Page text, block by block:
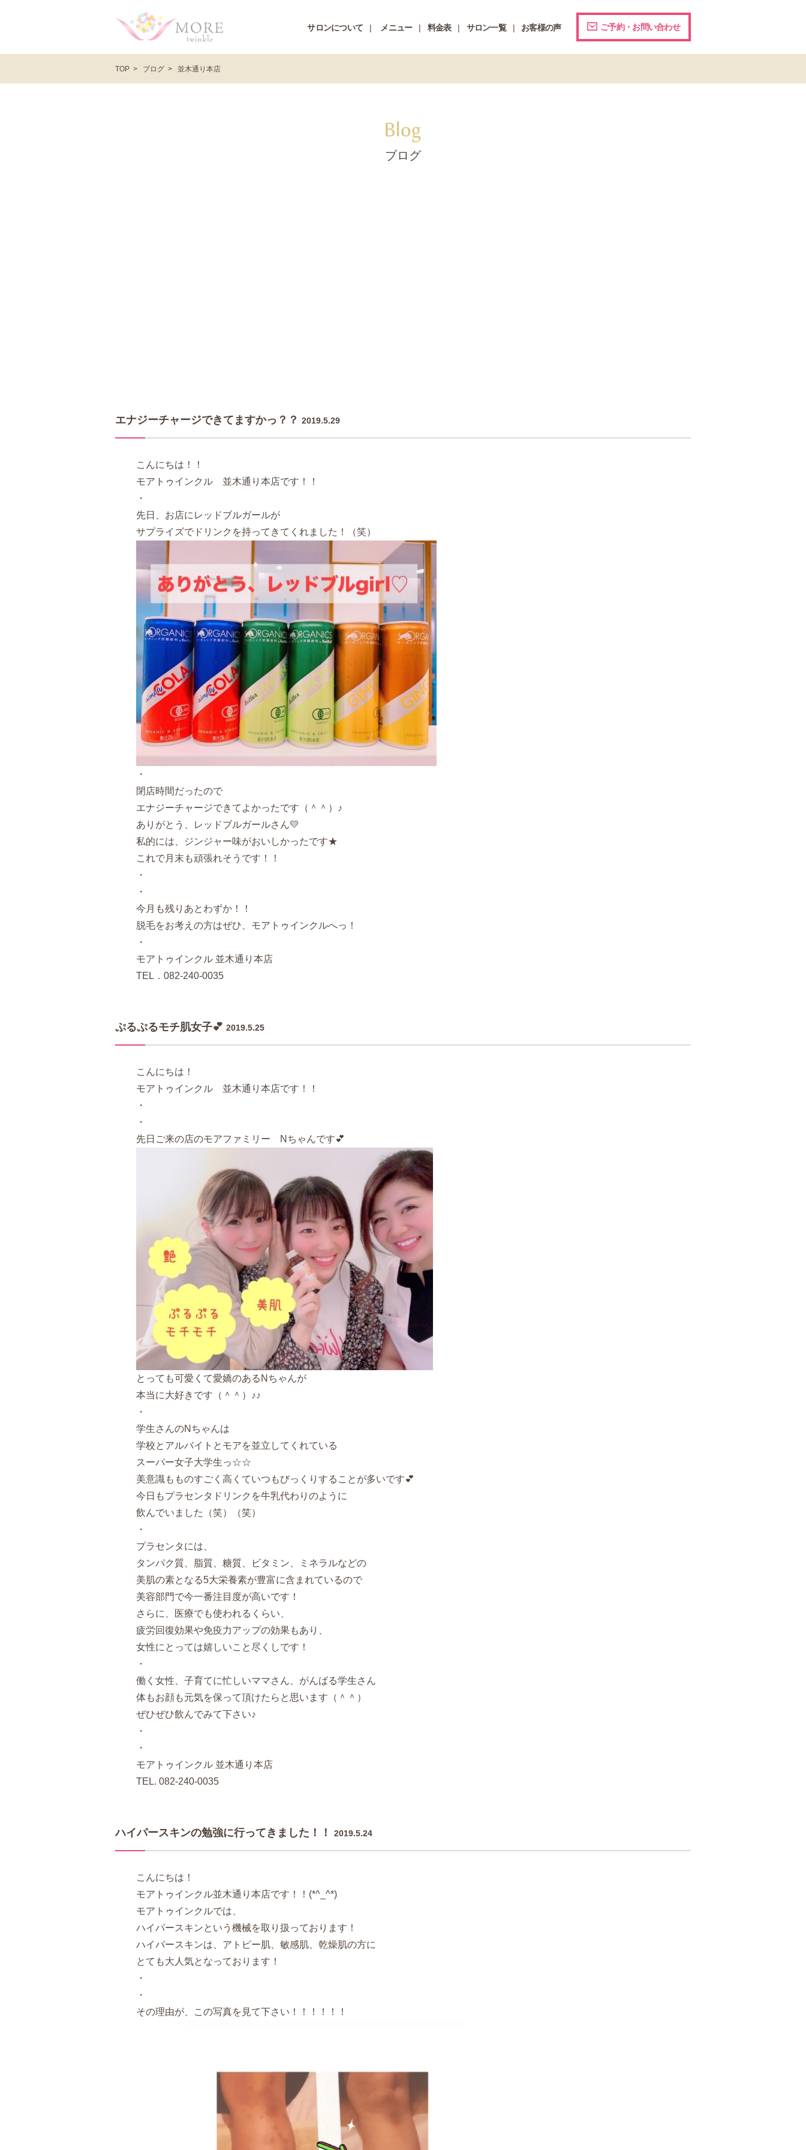
サロンについて メニュー 料金表 サロン一覧 お客様の声 ご予約・お問い合わせ
TOP ブログ 並木通り本店
ブログ
エナジーチャージできてますかっ？？ 2019.5.29
こんにちは！！
モアトゥインクル 並木通り本店です！！
・
先日、お店にレッドブルガールが
サプライズでドリンクを持ってきてくれました！（笑）
・
閉店時間だったので
エナジーチャージできてよかったです（＾＾）♪
ありがとう、レッドブルガールさん💛
私的には、ジンジャー味がおいしかったです★
これで月末も頑張れそうです！！
・
・
今月も残りあとわずか！！
脱毛をお考えの方はぜひ、モアトゥインクルへっ！
・
モアトゥインクル 並木通り本店
TEL．082-240-0035
ぷるぷるモチ肌女子💕 2019.5.25
こんにちは！
モアトゥインクル 並木通り本店です！！
・
・
先日ご来の店のモアファミリー Nちゃんです💕
とっても可愛くて愛嬌のあるNちゃんが
本当に大好きです（＾＾）♪♪
・
学生さんのNちゃんは
学校とアルバイトとモアを並立してくれている
スーパー女子大学生っ☆☆
美意識もものすごく高くていつもびっくりすることが多いです💕
今日もプラセンタドリンクを牛乳代わりのように
飲んでいました（笑）（笑）
・
プラセンタには、
タンパク質、脂質、糖質、ビタミン、ミネラルなどの
美肌の素となる5大栄養素が豊富に含まれているので
美容部門で今一番注目度が高いです！
さらに、医療でも使われるくらい、
疲労回復効果や免疫力アップの効果もあり、
女性にとっては嬉しいこと尽くしです！
・
働く女性、子育てに忙しいママさん、がんばる学生さん
体もお顔も元気を保って頂けたらと思います（＾＾）
ぜひぜひ飲んでみて下さい♪
・
・
モアトゥインクル 並木通り本店
TEL. 082-240-0035
ハイパースキンの勉強に行ってきました！！ 2019.5.24
こんにちは！
モアトゥインクル並木通り本店です！！(*^_^*)
モアトゥインクルでは、
ハイパースキンという機械を取り扱っております！
ハイパースキンは、アトピー肌、敏感肌、乾燥肌の方に
とても大人気となっております！
・
・
その理由が、この写真を見て下さい！！！！！！